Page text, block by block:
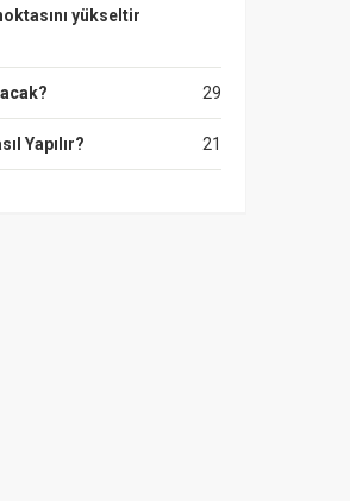
yükseltir
29
21
Yapılır?